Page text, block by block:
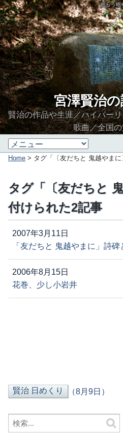
「眠らう眠
宮澤賢治
賢治の作品や生涯／ハイパー
歌曲／全国
Home > タグ「〔友だちと 鬼越やまに
タグ「〔友だちと
付けられた2記事
2007年3月11日
「友だちと 鬼越やまに」詩
2006年8月15日
花巻、少し小岩井
（8月9日）